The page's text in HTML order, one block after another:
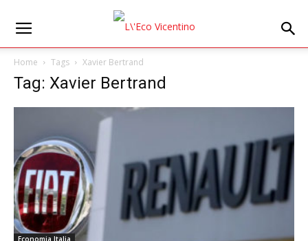
Home Tags Xavier Bertrand
Tag: Xavier Bertrand